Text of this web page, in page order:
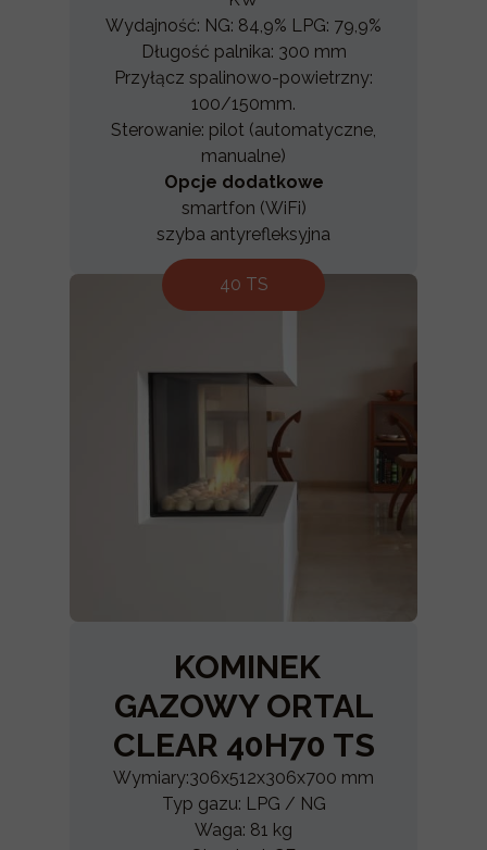
40 TS
Wydajność: NG: 84,9% LPG: 79,9%
Długość palnika: 300 mm
Przyłącz spalinowo-powietrzny:
100/150mm.
Sterowanie: pilot (automatyczne,
manualne)
Opcje dodatkowe
smartfon (WiFi)
szyba antyrefleksyjna
KOMINEK
GAZOWY ORTAL
CLEAR 40H70 TS
Wymiary:306x512x306x700 mm
Typ gazu: LPG / NG
Waga: 81 kg